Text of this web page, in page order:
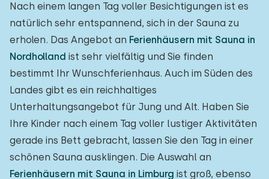
Nach einem langen Tag voller Besichtigungen ist es
natürlich sehr entspannend, sich in der Sauna zu
erholen. Das Angebot an Ferienhäusern mit Sauna in
Nordholland ist sehr vielfältig und Sie finden
bestimmt Ihr Wunschferienhaus. Auch im Süden des
Landes gibt es ein reichhaltiges
Unterhaltungsangebot für Jung und Alt. Haben Sie
Ihre Kinder nach einem Tag voller lustiger Aktivitäten
gerade ins Bett gebracht, lassen Sie den Tag in einer
schönen Sauna ausklingen. Die Auswahl an
Ferienhäusern mit Sauna in Limburg ist groß, ebenso